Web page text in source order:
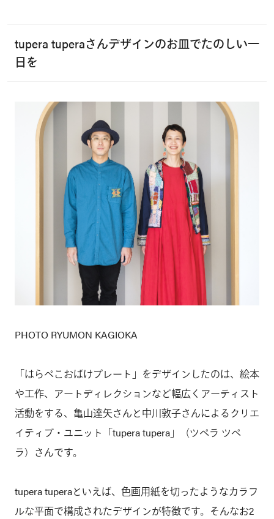
tupera tuperaさんデザインのお皿でたのしい一
日を
PHOTO RYUMON KAGIOKA
「はらぺこおばけプレート」をデザインしたのは、絵本
や工作、アートディレクションなど幅広くアーティスト
活動をする、亀山達矢さんと中川敦子さんによるクリエ
イティブ・ユニット「tupera tupera」（ツペラ ツペ
ラ）さんです。
tupera tuperaといえば、色画用紙を切ったようなカラフ
ルな平面で構成されたデザインが特徴です。そんなお2